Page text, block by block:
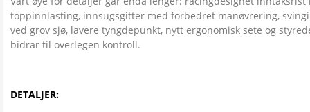
toppinnlasting, innsugsgitter med forbedret manøvrering,
ved grov sjø, lavere tyngdepunkt, nytt ergonomisk sete og
bidrar til overlegen kontroll.
DETALJER: